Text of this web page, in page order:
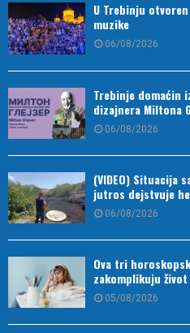
U Trebinju
muzike
06/08/2026
Trebinje domaćin
dizajnera Miltona
06/08/2026
(VIDEO) Situacija
jutros dejstvuje
06/08/2026
Ova tri
zakomplikuju život
05/08/2026